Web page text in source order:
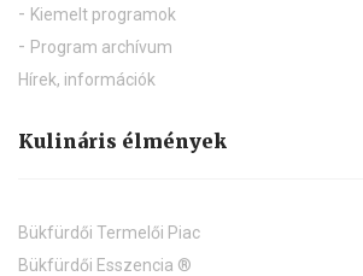
Kiemelt programok
Program archívum
Hírek, információk
Kulináris élmények
Bükfürdői Termelői Piac
Bükfürdői Esszencia ®